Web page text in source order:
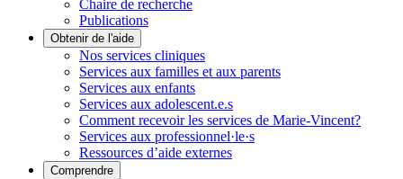
Chaire de recherche
Publications
Obtenir de l'aide
Nos services cliniques
Services aux familles et aux parents
Services aux enfants
Services aux adolescent.e.s
Comment recevoir les services de Marie-Vincent?
Services aux professionnel·le·s
Ressources d’aide externes
Comprendre